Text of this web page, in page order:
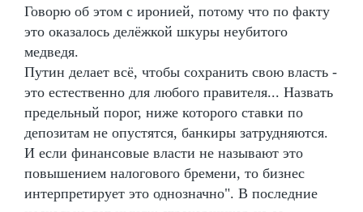
Говорю об этом с иронией, потому что по факту
это оказалось делёжкой шкуры неубитого
медведя.
Путин делает всё, чтобы сохранить свою власть -
это естественно для любого правителя... Назвать
предельный порог, ниже которого ставки по
депозитам не опустятся, банкиры затрудняются.
И если финансовые власти не называют это
повышением налогового бремени, то бизнес
интерпретирует это однозначно". В последние